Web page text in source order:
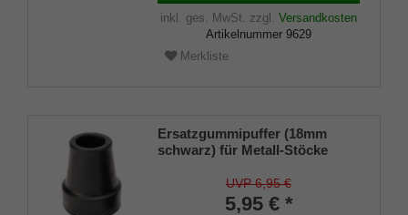
inkl. ges. MwSt. zzgl. Versandkosten
Artikelnummer 9629
Merkliste
Ersatzgummipuffer (18mm
schwarz) für Metall-Stöcke
ca. 18mm) mit Metalleinlage
(VE 1 Stück)
UVP 6,95 €
5,95 € *